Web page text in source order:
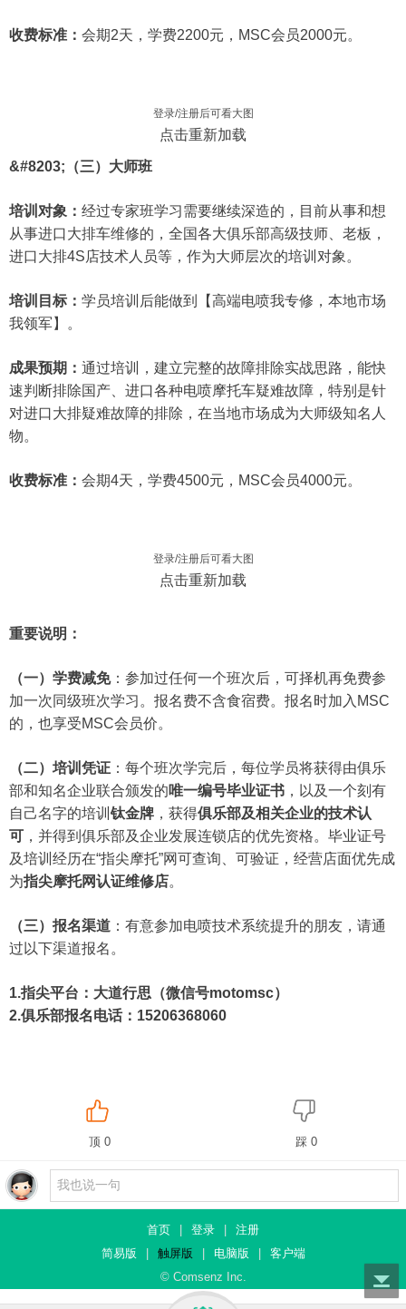
收费标准： 会期2天，学费2200元，MSC会员2000元。
登录/注册后可看大图
点击重新加载
&#8203;（三）大师班
培训对象： 经过专家班学习需要继续深造的，目前从事和想
从事进口大排车维修的，全国各大俱乐部高级技师、老板，
进口大排4S店技术人员等，作为大师层次的培训对象。
培训目标： 学员培训后能做到【高端电喷我专修，本地市场
我领军】。
成果预期： 通过培训，建立完整的故障排除实战思路，能快
速判断排除国产、进口各种电喷摩托车疑难故障，特别是针
对进口大排疑难故障的排除，在当地市场成为大师级知名人
物。
收费标准： 会期4天，学费4500元，MSC会员4000元。
登录/注册后可看大图
点击重新加载
重要说明：
（一）学费减免：参加过任何一个班次后，可择机再免费参
加一次同级班次学习。报名费不含食宿费。报名时加入MSC
的，也享受MSC会员价。
（二）培训凭证 ：每个班次学完后，每位学员将获得由俱乐
部和知名企业联合颁发的唯一编号毕业证书 ，以及一个刻有
自己名字的培训 钛金牌 ，获得俱乐部及相关企业的技术认
可 ，并得到俱乐部及企业发展连锁店的优先资格。毕业证号
及培训经历在“指尖摩托”网可查询、可验证，经营店面优先成
为指尖摩托网认证维修店。
（三）报名渠道 ：有意参加电喷技术系统提升的朋友，请通
过以下渠道报名。
1.指尖平台：大道行思（微信号motomsc）
2.俱乐部报名电话：15206368060
顶 0 踩 0
首页 登录
注册
简易版
触屏版 电脑版
客户端
© Comsenz Inc.